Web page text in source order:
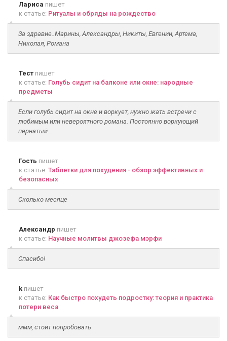
Лариса пишет
к статье: Ритуалы и обряды на рождество
За здравие..Марины, Александры, Никиты, Евгении, Артема,
Николая, Романа
Тест пишет
к статье: Голубь сидит на балконе или окне: народные
предметы
Если голубь сидит на окне и воркует, нужно жать встречи с
любимым или невероятного романа. Постоянно воркующий
пернатый...
Гость пишет
к статье: Таблетки для похудения - обзор эффективных и
безопасных
Сколько месяце
Александр пишет
к статье: Научные молитвы джозефа мэрфи
Спасибо!
k пишет
к статье: Как быстро похудеть подростку: теория и практика
потери веса
ммм, стоит попробовать